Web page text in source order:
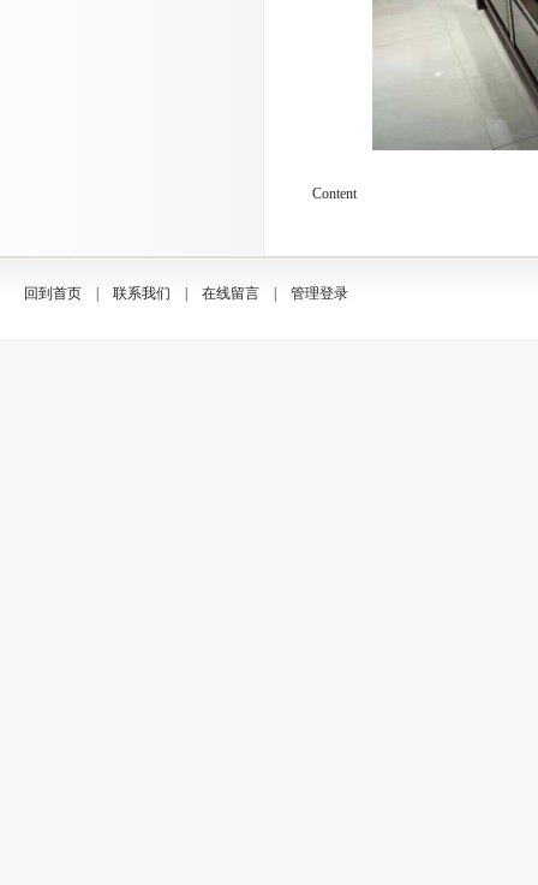
Content
回到首页 联系我们 在线留言 管理登录